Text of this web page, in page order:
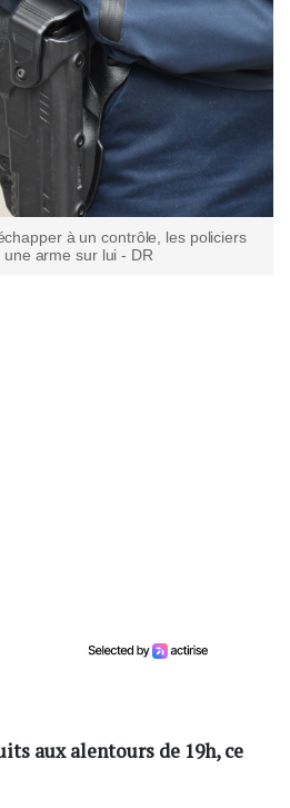
à un contrôle, les policiers
une arme sur lui - DR
aux alentours de 19h, ce